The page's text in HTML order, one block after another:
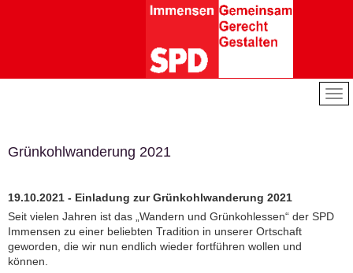
Grünkohlwanderung 2021
19.10.2021 - Einladung zur Grünkohlwanderung 2021
Seit vielen Jahren ist das „Wandern und Grünkohlessen“ der SPD
Immensen zu einer beliebten Tradition in unserer Ortschaft
geworden, die wir nun endlich wieder fortführen wollen und
können.